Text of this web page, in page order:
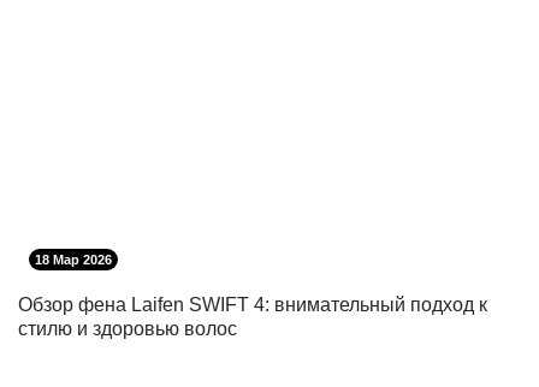
18 Мар 2026
Обзор фена Laifen SWIFT 4: внимательный подход к
стилю и здоровью волос